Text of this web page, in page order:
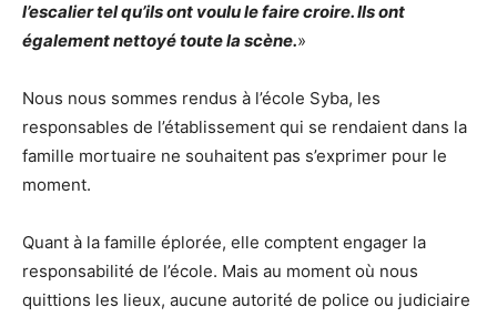
l’escalier tel qu’ils ont voulu le faire croire. Ils ont
également nettoyé toute la scène.»
Nous nous sommes rendus à l’école Syba, les
responsables de l’établissement qui se rendaient dans la
famille mortuaire ne souhaitent pas s’exprimer pour le
moment.
Quant à la famille éplorée, elle comptent engager la
responsabilité de l’école. Mais au moment où nous
quittions les lieux, aucune autorité de police ou judiciaire